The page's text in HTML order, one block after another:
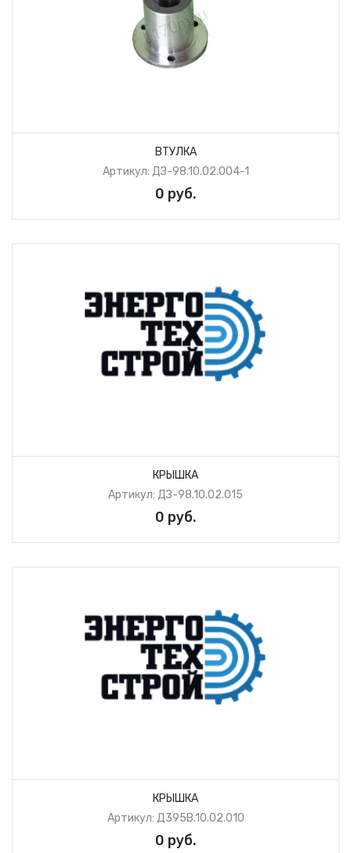
ВТУЛКА
Артикул: ДЗ-98.10.02.004-1
0 руб.
КРЫШКА
Артикул: ДЗ-98.10.02.015
0 руб.
КРЫШКА
Артикул: Д395В.10.02.010
0 руб.